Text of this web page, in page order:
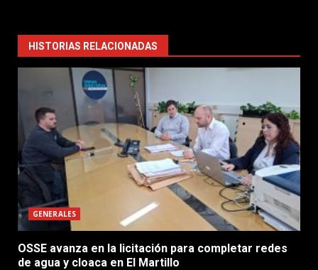
HISTORIAS RELACIONADAS
GENERALES
OSSE avanza en la licitación para completar redes
de agua y cloaca en El Martillo